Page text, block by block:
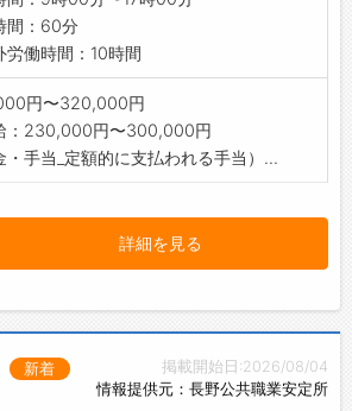
間：60分
労働時間：10時間
円〜320,000円
：230,000円〜300,000円
・手当_定額的に支払われる手当）...
詳細を見る
掲載開始日:2026/08/04
情報提供元：長野公共職業安定所
新着